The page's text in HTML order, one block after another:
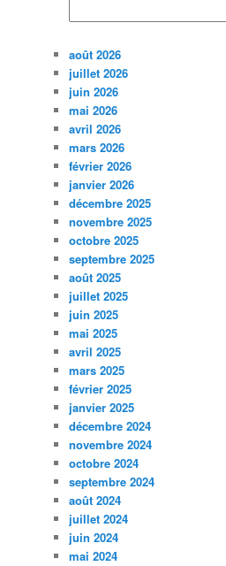
août 2026
juillet 2026
juin 2026
mai 2026
avril 2026
mars 2026
février 2026
janvier 2026
décembre 2025
novembre 2025
octobre 2025
septembre 2025
août 2025
juillet 2025
juin 2025
mai 2025
avril 2025
mars 2025
février 2025
janvier 2025
décembre 2024
novembre 2024
octobre 2024
septembre 2024
août 2024
juillet 2024
juin 2024
mai 2024